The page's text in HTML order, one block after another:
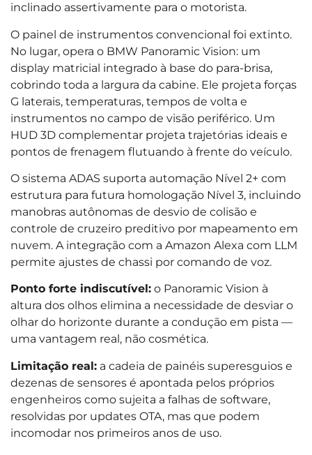
inclinado assertivamente para o motorista.
O painel de instrumentos convencional foi extinto.
No lugar, opera o BMW Panoramic Vision: um
display matricial integrado à base do para-brisa,
cobrindo toda a largura da cabine. Ele projeta forças
G laterais, temperaturas, tempos de volta e
instrumentos no campo de visão periférico. Um
HUD 3D complementar projeta trajetórias ideais e
pontos de frenagem flutuando à frente do veículo.
O sistema ADAS suporta automação Nível 2+ com
estrutura para futura homologação Nível 3, incluindo
manobras autônomas de desvio de colisão e
controle de cruzeiro preditivo por mapeamento em
nuvem. A integração com a Amazon Alexa com LLM
permite ajustes de chassi por comando de voz.
Ponto forte indiscutível: o Panoramic Vision à
altura dos olhos elimina a necessidade de desviar o
olhar do horizonte durante a condução em pista —
uma vantagem real, não cosmética.
Limitação real: a cadeia de painéis superesguios e
dezenas de sensores é apontada pelos próprios
engenheiros como sujeita a falhas de software,
resolvidas por updates OTA, mas que podem
incomodar nos primeiros anos de uso.